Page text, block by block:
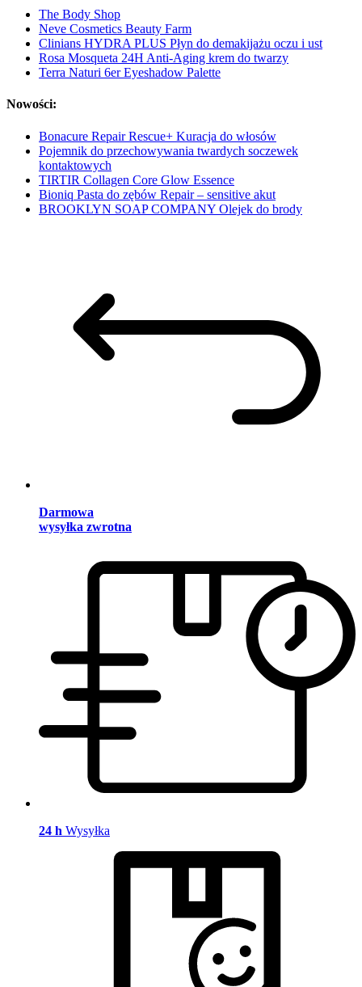
The Body Shop
Neve Cosmetics Beauty Farm
Clinians HYDRA PLUS Płyn do demakijażu oczu i ust
Rosa Mosqueta 24H Anti-Aging krem do twarzy
Terra Naturi 6er Eyeshadow Palette
Nowości:
Bonacure Repair Rescue+ Kuracja do włosów
Pojemnik do przechowywania twardych soczewek
kontaktowych
TIRTIR Collagen Core Glow Essence
Bioniq Pasta do zębów Repair – sensitive akut
BROOKLYN SOAP COMPANY Olejek do brody
Darmowa
wysyłka zwrotna
24 h Wysyłka